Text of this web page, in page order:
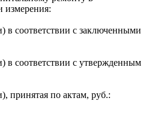
измерения:
в соответствии с заключенными
в соответствии с утвержденным
принятая по актам, руб.: